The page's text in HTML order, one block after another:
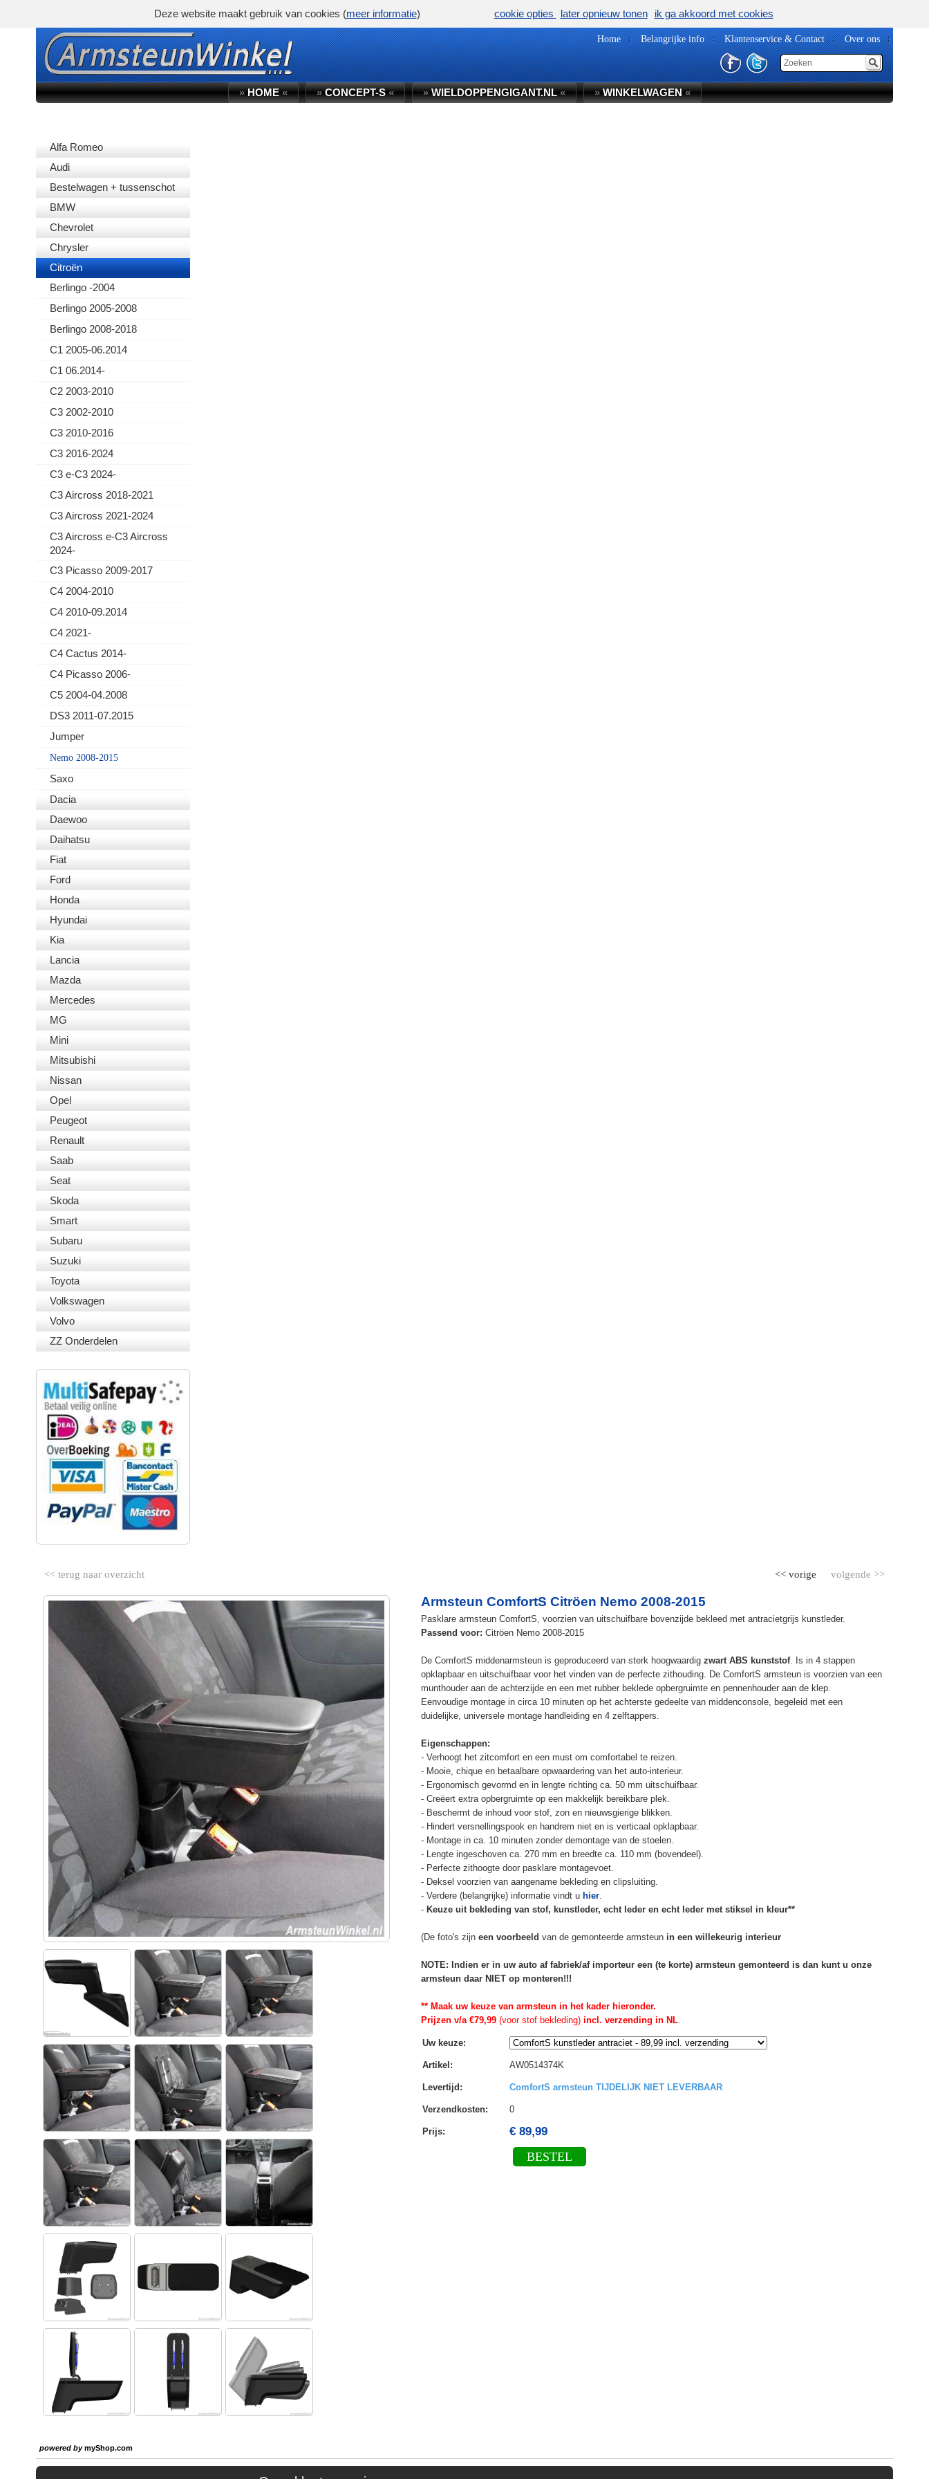
Home Belangrijke info Klantenservice & Contact Over ons
»HOME« »CONCEPT-S« »WIELDOPPENGIGANT.NL« »WINKELWAGEN«
Alfa Romeo
Audi
Bestelwagen + tussenschot
BMW
Chevrolet
Chrysler
Citroën
Berlingo -2004
Berlingo 2005-2008
Berlingo 2008-2018
C1 2005-06.2014
C1 06.2014-
C2 2003-2010
C3 2002-2010
C3 2010-2016
C3 2016-2024
C3 e-C3 2024-
C3 Aircross 2018-2021
C3 Aircross 2021-2024
C3 Aircross e-C3 Aircross
2024-
C3 Picasso 2009-2017
C4 2004-2010
C4 2010-09.2014
C4 2021-
C4 Cactus 2014-
C4 Picasso 2006-
C5 2004-04.2008
DS3 2011-07.2015
Jumper
Nemo 2008-2015
Saxo
Dacia
Daewoo
Daihatsu
Fiat
Ford
Honda
Hyundai
Kia
Lancia
Mazda
Mercedes
MG
Mini
Mitsubishi
Nissan
Opel
Peugeot
Renault
Saab
Seat
Skoda
Smart
Subaru
Suzuki
Toyota
Volkswagen
Volvo
ZZ Onderdelen
<< terug naar overzicht volgende >>
<< vorige
Armsteun ComfortS Citröen Nemo 2008-2015
Pasklare armsteun ComfortS, voorzien van uitschuifbare bovenzijde bekleed met antracietgrijs kunstleder.
Passend voor: Citröen Nemo 2008-2015
De ComfortS middenarmsteun is geproduceerd van sterk hoogwaardig zwart ABS kunststof. Is in 4 stappen
opklapbaar en uitschuifbaar voor het vinden van de perfecte zithouding. De ComfortS armsteun is voorzien van een
munthouder aan de achterzijde en een met rubber beklede opbergruimte en pennenhouder aan de klep.
Eenvoudige montage in circa 10 minuten op het achterste gedeelte van middenconsole, begeleid met een
duidelijke, universele montage handleiding en 4 zelftappers.
Eigenschappen:
- Verhoogt het zitcomfort en een must om comfortabel te reizen.
- Mooie, chique en betaalbare opwaardering van het auto-interieur.
- Ergonomisch gevormd en in lengte richting ca. 50 mm uitschuifbaar.
- Creëert extra opbergruimte op een makkelijk bereikbare plek.
- Beschermt de inhoud voor stof, zon en nieuwsgierige blikken.
- Hindert versnellingspook en handrem niet en is verticaal opklapbaar.
- Montage in ca. 10 minuten zonder demontage van de stoelen.
- Lengte ingeschoven ca. 270 mm en breedte ca. 110 mm (bovendeel).
- Perfecte zithoogte door pasklare montagevoet.
- Deksel voorzien van aangename bekleding en clipsluiting.
- Verdere (belangrijke) informatie vindt u hier.
- Keuze uit bekleding van stof, kunstleder, echt leder en echt leder met stiksel in kleur**
(De foto's zijn een voorbeeld van de gemonteerde armsteun in een willekeurig interieur
NOTE: Indien er in uw auto af fabriek/af importeur een (te korte) armsteun gemonteerd is dan kunt u onze
armsteun daar NIET op monteren!!!
** Maak uw keuze van armsteun in het kader hieronder.
Prijzen v/a €79,99(voor stof bekleding)incl. verzending in NL.
Uw keuze:
Artikel : AW0514374K
Levertijd : ComfortS armsteun TIJDELIJK NIET LEVERBAAR
Verzendkosten: 0
Prijs: € 89,99
BESTEL
powered bymyShop.com
Deze website maakt gebruik van cookies (meer informatie) cookie opties later opnieuw tonen ik ga akkoord met cookies